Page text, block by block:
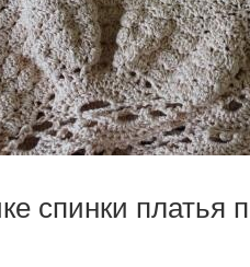
спинки